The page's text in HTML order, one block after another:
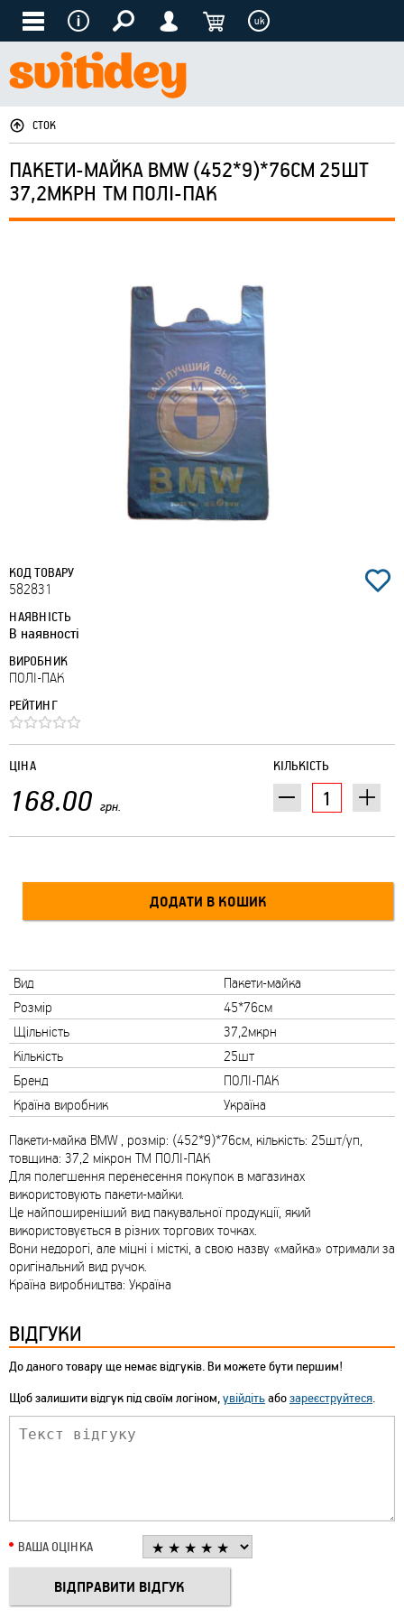
uk
СТОК
ПАКЕТИ-МАЙКА BMW (452*9)*76СМ 25ШТ
37,2МКРН ТМ ПОЛІ-ПАК
КОД ТОВАРУ
582831
НАЯВНІСТЬ
В наявності
ВИРОБНИК
ПОЛІ-ПАК
РЕЙТИНГ
КІЛЬКІСТЬ
ЦІНА
168.00 грн.
Вид
Пакети-майка
Розмір
45*76см
Щільність
37,2мкрн
Кількість
25шт
Бренд
ПОЛІ-ПАК
Країна виробник
Україна
Пакети-майка BMW , розмір: (452*9)*76см, кількість: 25шт/уп,
товщина: 37,2 мікрон ТМ ПОЛІ-ПАК
Для полегшення перенесення покупок в магазинах
використовують пакети-майки.
Це найпоширеніший вид пакувальної продукції, який
використовується в різних торгових точках.
Вони недорогі, але міцні і місткі, а свою назву «майка» отримали за
оригінальний вид ручок.
Країна виробництва: Україна
ВІДГУКИ
До даного товару ще немає відгуків. Ви можете бути першим!
Щоб залишити відгук під своїм логіном,увійдітьабозареєструйтеся.
ВАША ОЦІНКА